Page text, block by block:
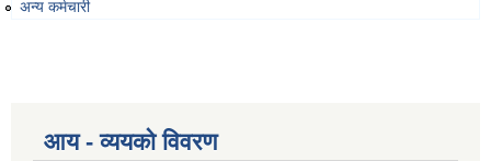
अन्य कर्मचारी
आय - व्ययको विवरण